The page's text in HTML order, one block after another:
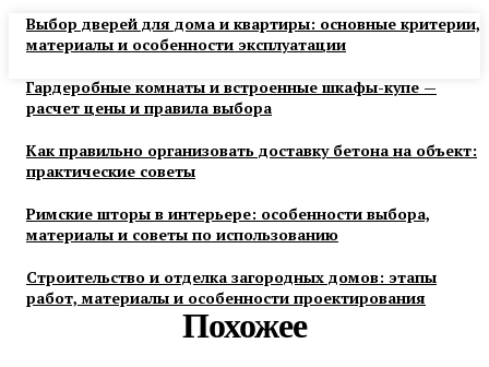
Выбор дверей для дома и квартиры: основные критерии,
материалы и особенности эксплуатации
Гардеробные комнаты и встроенные шкафы-купе —
расчет цены и правила выбора
Как правильно организовать доставку бетона на объект:
практические советы
Римские шторы в интерьере: особенности выбора,
материалы и советы по использованию
Строительство и отделка загородных домов: этапы
работ, материалы и особенности проектирования
Похожее